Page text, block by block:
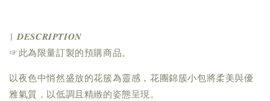
| 𝑫𝑬𝑺𝑪𝑹𝑰𝑷𝑻𝑰𝑶𝑵
☞此為限量訂製的預購商品。
以夜色中悄然盛放的花簇為靈感，花團錦簇小包將柔美與優
雅氣質，以低調且精緻的姿態呈現。